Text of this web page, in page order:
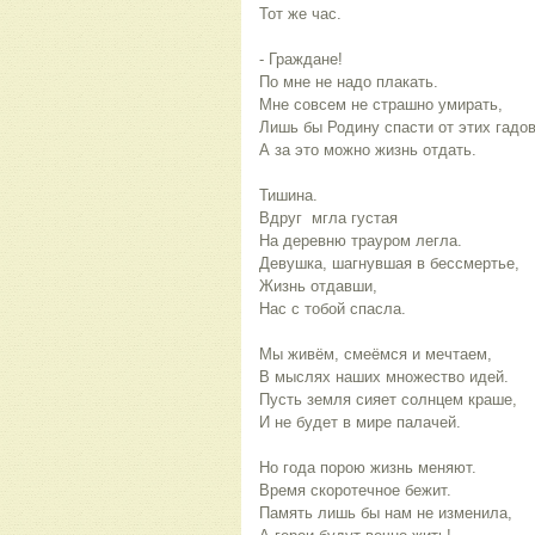
Тот же час.
- Граждане!
По мне не надо плакать.
Мне совсем не страшно умирать,
Лишь бы Родину спасти от этих
А за это можно жизнь отдать.
Тишина.
Вдруг мгла густая
На деревню трауром легла.
Девушка, шагнувшая в бессмертье,
Жизнь отдавши,
Нас с тобой спасла.
Мы живём, смеёмся и мечтаем,
В мыслях наших множество идей.
Пусть земля сияет солнцем краше,
И не будет в мире палачей.
Но года порою жизнь меняют.
Время скоротечное бежит.
Память лишь бы нам не изменила,